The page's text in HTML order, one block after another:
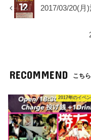
2017/03/20(月
RECOMMEND こち
2017年のイベ